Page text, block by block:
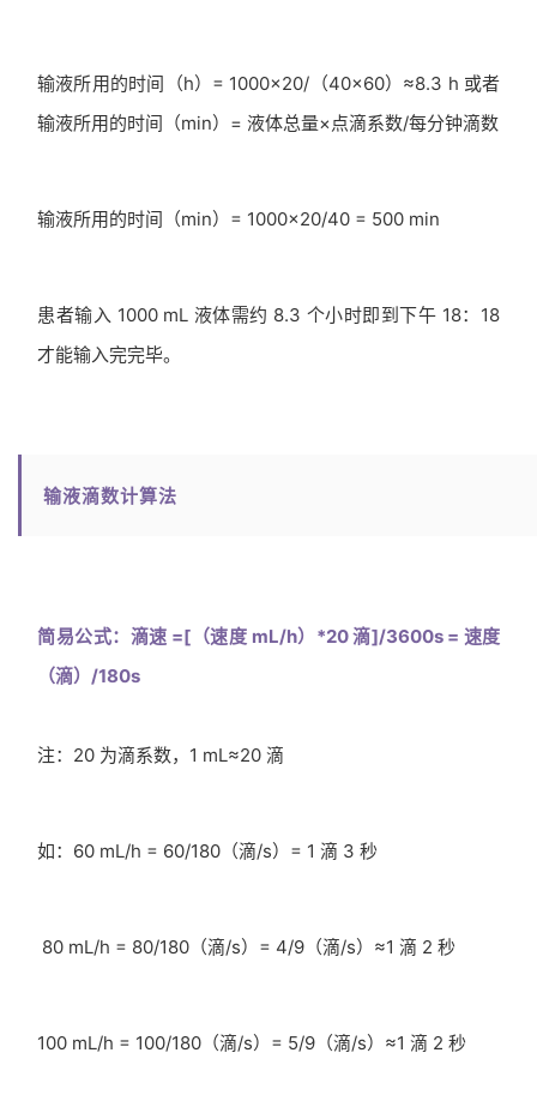
输液所用的时间（h）= 1000×20/（40×60）≈8.3 h 或者
输液所用的时间（min）= 液体总量×点滴系数/每分钟滴数
输液所用的时间（min）= 1000×20/40 = 500 min
患者输入 1000 mL 液体需约 8.3 个小时即到下午 18：18
才能输入完完毕。
输液滴数计算法
简易公式：滴速 =[（速度 mL/h）*20 滴]/3600s = 速度
（滴）/180s
注：20 为滴系数，1 mL≈20 滴
如：60 mL/h = 60/180（滴/s）= 1 滴 3 秒
80 mL/h = 80/180（滴/s）= 4/9（滴/s）≈1 滴 2 秒
100 mL/h = 100/180（滴/s）= 5/9（滴/s）≈1 滴 2 秒